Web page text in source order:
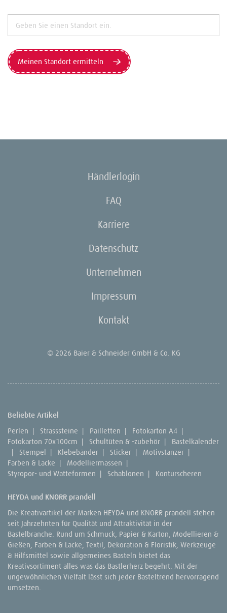
Meinen Standort ermitteln
Händlerlogin
FAQ
Karriere
Datenschutz
Unternehmen
Impressum
Kontakt
© 2026 Baier & Schneider GmbH & Co. KG
Beliebte Artikel
Perlen | Strasssteine | Pailletten | Fotokarton A4 |
Fotokarton 70x100cm | Schultüten & -zubehör |
Bastelkalender
|
Stempel | Klebebänder | Sticker | Motivstanzer |
Farben & Lacke | Modelliermassen |
Styropor- und Watteformen | Schablonen | Konturscheren
HEYDA und KNORR prandell
Die Kreativartikel der Marken HEYDA und KNORR prandell stehen
seit Jahrzehnten für Qualität und Attraktivität in der
Bastelbranche. Rund um Schmuck, Papier & Karton, Modellieren &
Gießen, Farben & Lacke, Textil, Dekoration & Floristik, Werkzeuge
& Hilfsmittel sowie allgemeines Basteln bietet das
Kreativsortiment alles was das Bastlerherz begehrt. Mit der
ungewöhnlichen Vielfalt lässt sich jeder Basteltrend hervorragend
umsetzen.